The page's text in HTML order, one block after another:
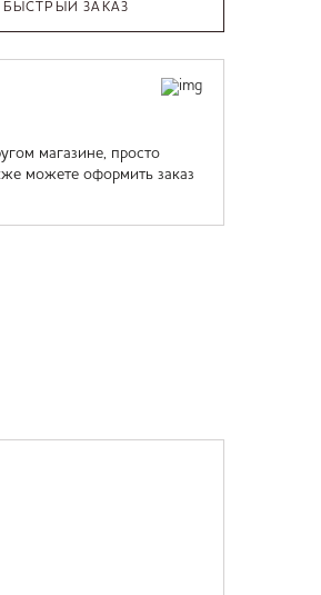
БЫСТРЫЙ ЗАКАЗ
магазине, просто
можете оформить заказ